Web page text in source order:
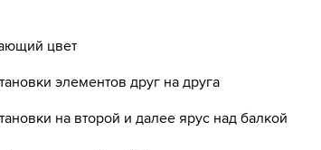
цвет
элементов друг на друга
на второй и далее ярус над балкой